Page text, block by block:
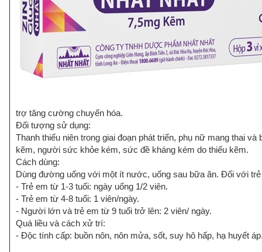
trợ tăng cường chuyển hóa.
Đối tượng sử dụng:
Thanh thiếu niên trong giai đoạn phát triển, phụ nữ mang thai
kẽm, người sức khỏe kém, sức đề kháng kém do thiếu kẽm.
Cách dùng:
Dùng đường uống với một ít nước, uống sau bữa ăn. Đối với
- Trẻ em từ 1-3 tuổi: ngày uống 1/2 viên.
- Trẻ em từ 4-8 tuổi: 1 viên/ngày.
- Người lớn và trẻ em từ 9 tuổi trở lên: 2 viên/ ngày.
Quá liều và cách xử trí:
- Độc tính cấp: buồn nôn, nôn mửa, sốt, suy hô hấp, hạ huyết